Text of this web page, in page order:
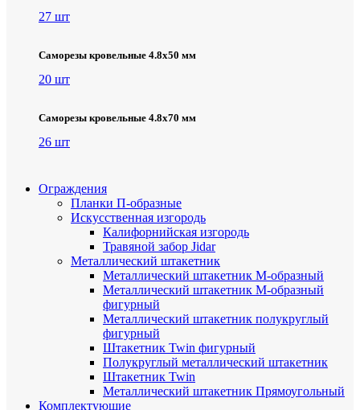
27 шт
Саморезы кровельные 4.8х50 мм
20 шт
Саморезы кровельные 4.8х70 мм
26 шт
Ограждения
Планки П-образные
Искусственная изгородь
Калифорнийская изгородь
Травяной забор Jidar
Металлический штакетник
Металлический штакетник М-образный
Металлический штакетник М-образный
фигурный
Металлический штакетник полукруглый
фигурный
Штакетник Twin фигурный
Полукруглый металлический штакетник
Штакетник Twin
Металлический штакетник Прямоугольный
Комплектующие